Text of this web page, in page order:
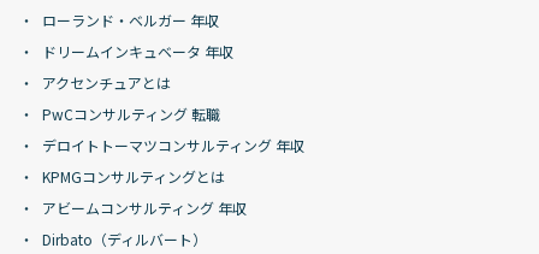
ローランド・ベルガー 年収
ドリームインキュベータ 年収
アクセンチュアとは
PwCコンサルティング 転職
デロイトトーマツコンサルティング 年収
KPMGコンサルティングとは
アビームコンサルティング 年収
Dirbato（ディルバート）